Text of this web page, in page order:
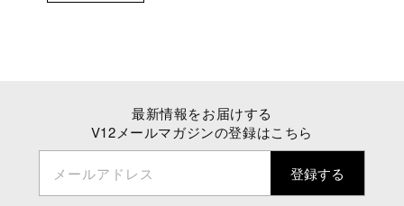
最新情報をお届けする
V12メールマガジンの登録はこちら
メールアドレス 登録する